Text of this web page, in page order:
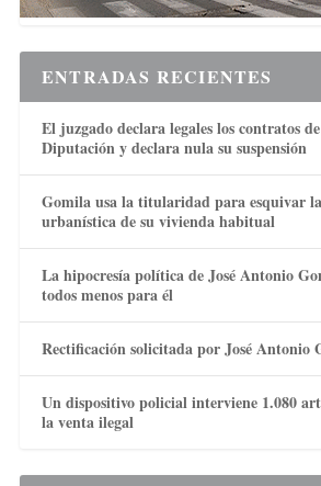
ENTRADAS RECIENTES
El juzgado declara legales los contratos
Diputación y declara nula su suspensión
Gomila usa la titularidad para esquivar
urbanística de su vivienda habitual
La hipocresía política de José Antonio
todos menos para él
Rectificación solicitada por José Antonio
Un dispositivo policial interviene 1.080
la venta ilegal